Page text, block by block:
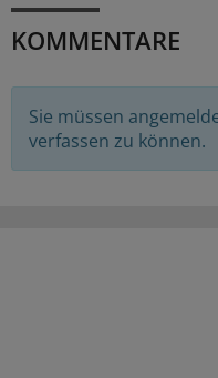
KOMMENTARE
Sie müssen
verfassen zu können.